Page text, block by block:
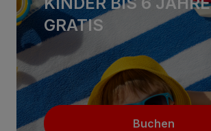
GRATIS
Buchen